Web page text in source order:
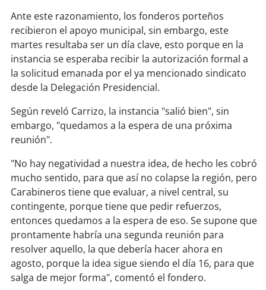
soychillán
soy sancarlos
soytalcahuano
soyconcepción
soycoronel
soyarauco
soytemuco
soyvaldivia
soyosorno
soypuertomontt
Ante este razonamiento, los fonderos porteños
recibieron el apoyo municipal, sin embargo, este
martes resultaba ser un día clave, esto porque en la
instancia se esperaba recibir la autorización formal a
la solicitud emanada por el ya mencionado sindicato
desde la Delegación Presidencial.
Según reveló Carrizo, la instancia "salió bien", sin
embargo, "quedamos a la espera de una próxima
reunión".
"No hay negatividad a nuestra idea, de hecho les cobró
mucho sentido, para que así no colapse la región, pero
Carabineros tiene que evaluar, a nivel central, su
contingente, porque tiene que pedir refuerzos,
entonces quedamos a la espera de eso. Se supone que
prontamente habría una segunda reunión para
resolver aquello, la que debería hacer ahora en
agosto, porque la idea sigue siendo el día 16, para que
salga de mejor forma", comentó el fondero.